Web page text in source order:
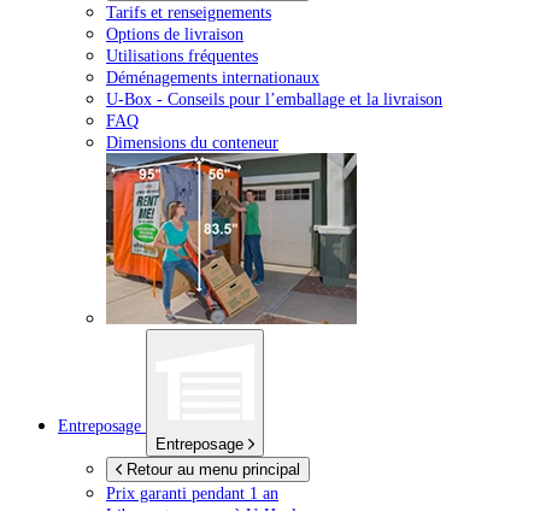
Tarifs et renseignements
Options de livraison
Utilisations fréquentes
Déménagements internationaux
U-Box - Conseils pour l’emballage et la livraison
FAQ
Dimensions du conteneur
Entreposage
Entreposage
Retour au menu principal
Prix garanti pendant 1 an